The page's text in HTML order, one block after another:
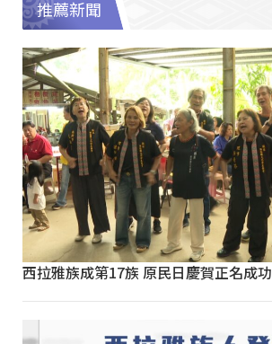
推薦新聞
西拉雅族成第17族 原民日慶賀正名成功